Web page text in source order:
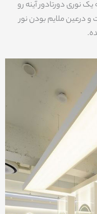
نوری دورتادور آینه رو
درعین ملایم بودن نور